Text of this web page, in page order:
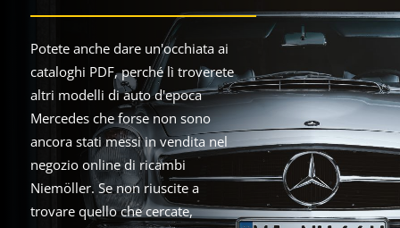
Potete anche dare un'occhiata ai
cataloghi PDF, perché lì troverete
altri modelli di auto d'epoca
Mercedes che forse non sono
ancora stati messi in vendita nel
negozio online di ricambi
Niemöller. Se non riuscite a
trovare quello che cercate,